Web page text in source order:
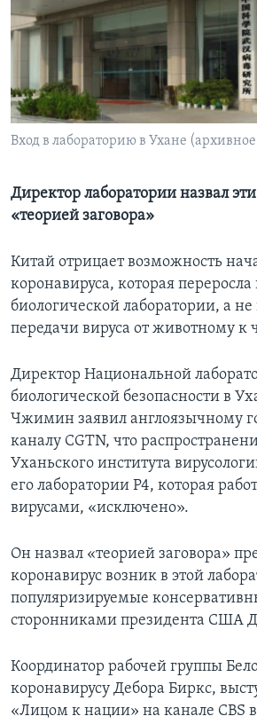
Learning English
СОЦИАЛЬНЫЕ СЕТИ
Вход в лабораторию в Ухане (архивное
Директор лаборатории назвал
«теорией заговора»
Китай отрицает возможность
коронавируса, которая
биологической лаборатории, а не
передачи вируса от животному к
Директор Национальной
биологической безопасности в
Чжимин заявил англоязычному
каналу CGTN, что
Уханьского института
его лаборатории Р4, которая
вирусами, «исключено».
Он назвал «теорией заговора»
коронавирус возник в этой
популяризируемые
сторонниками президента США
Координатор рабочей группы
коронавирусу Дебора Биркс,
«Лицом к нации» на канале CBS